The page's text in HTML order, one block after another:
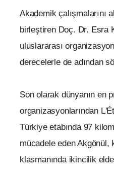
Akademik çalışmalarını
birleştiren Doç. Dr. Esra
uluslararası
derecelerle de adından
Son olarak dünyanın en
organizasyonlarından
Türkiye etabında 97
mücadele eden Akgönül,
klasmanında ikincilik